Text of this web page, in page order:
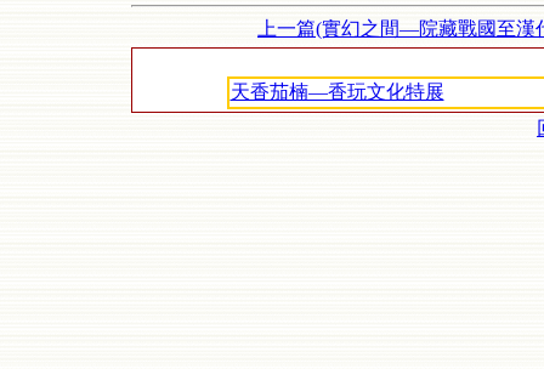
上一篇(實幻之間—院藏戰國至漢
天香茄楠—香玩文化特展